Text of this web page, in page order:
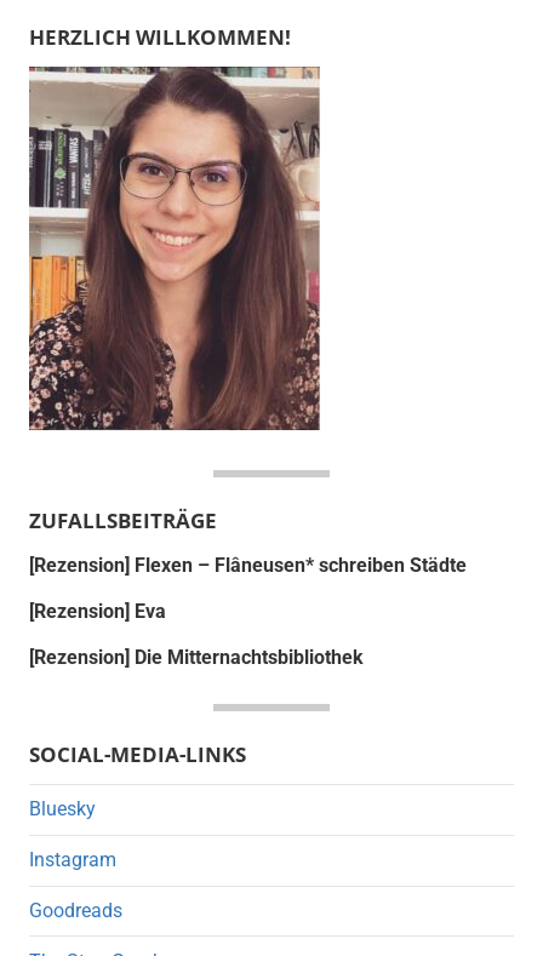
HERZLICH WILLKOMMEN!
ZUFALLSBEITRÄGE
[Rezension] Flexen – Flâneusen* schreiben Städte
[Rezension] Eva
[Rezension] Die Mitternachtsbibliothek
SOCIAL-MEDIA-LINKS
Bluesky
Instagram
Goodreads